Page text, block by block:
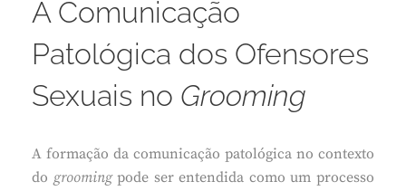
A Comunicação
Patológica dos Ofensores
Sexuais no Grooming
A formação da comunicação patológica no contexto
do groomingpode ser entendida como um processo